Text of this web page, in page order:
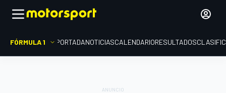
FÓRMULA 1 PORTADANOTICIASCALENDARIORESULTADOS